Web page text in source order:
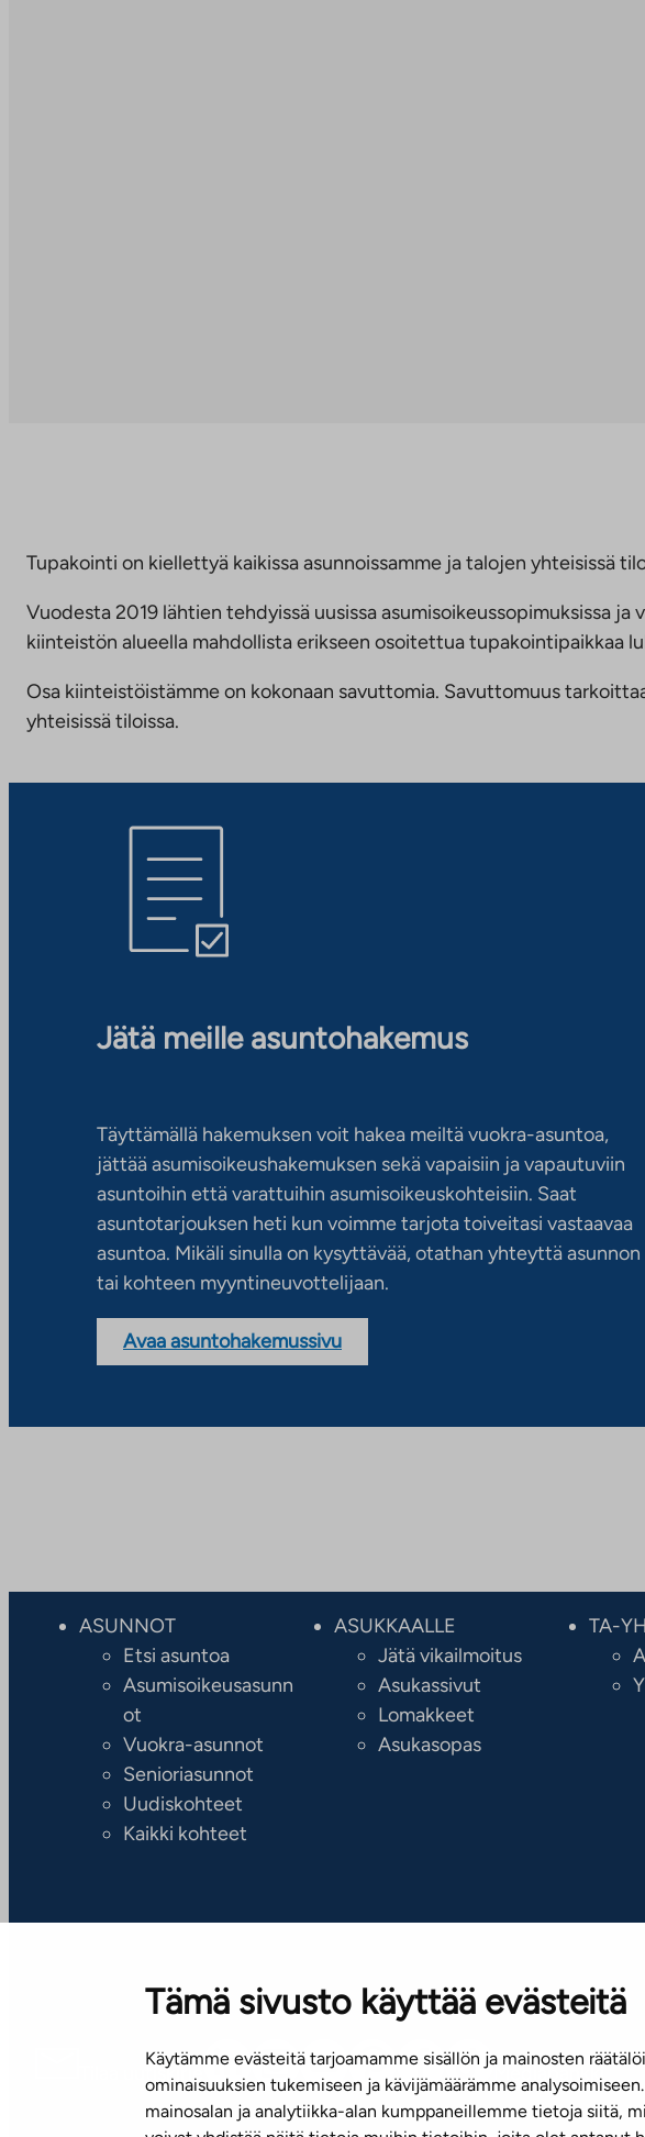
Tämä sivusto käyttää evästeitä
Käytämme evästeitä tarjoamamme sisällön ja mainosten
ominaisuuksien tukemiseen ja kävijämäärämme
mainosalan ja analytiikka-alan kumppaneillemme tietoja siitä,
Tupakointi on kiellettyä kaikissa asunnoissamme ja talojen yhteisissä
Vuodesta 2019 lähtien tehdyissä uusissa asumisoikeussopimuksissa
kiinteistön alueella mahdollista erikseen osoitettua tupakointipaikkaa
Osa kiinteistöistämme on kokonaan savuttomia. Savuttomuus
yhteisissä tiloissa.
Jätä meille asuntohakemus
Täyttämällä hakemuksen voit hakea meiltä vuokra-asuntoa,
jättää asumisoikeushakemuksen sekä vapaisiin ja vapautuviin
asuntoihin että varattuihin asumisoikeuskohteisiin. Saat
asuntotarjouksen heti kun voimme tarjota toiveitasi vastaavaa
asuntoa. Mikäli sinulla on kysyttävää, otathan yhteyttä asunnon
tai kohteen myyntineuvottelijaan.
Avaa asuntohakemussivu
ASUNNOT
Etsi asuntoa
Asumisoikeusasunn
ot
Vuokra-asunnot
Senioriasunnot
Uudiskohteet
Kaikki kohteet
ASUKKAALLE
Jätä vikailmoitus
Asukassivut
Lomakkeet
Asukasopas
TA-
Tilaa uutiskirje Mediapankki